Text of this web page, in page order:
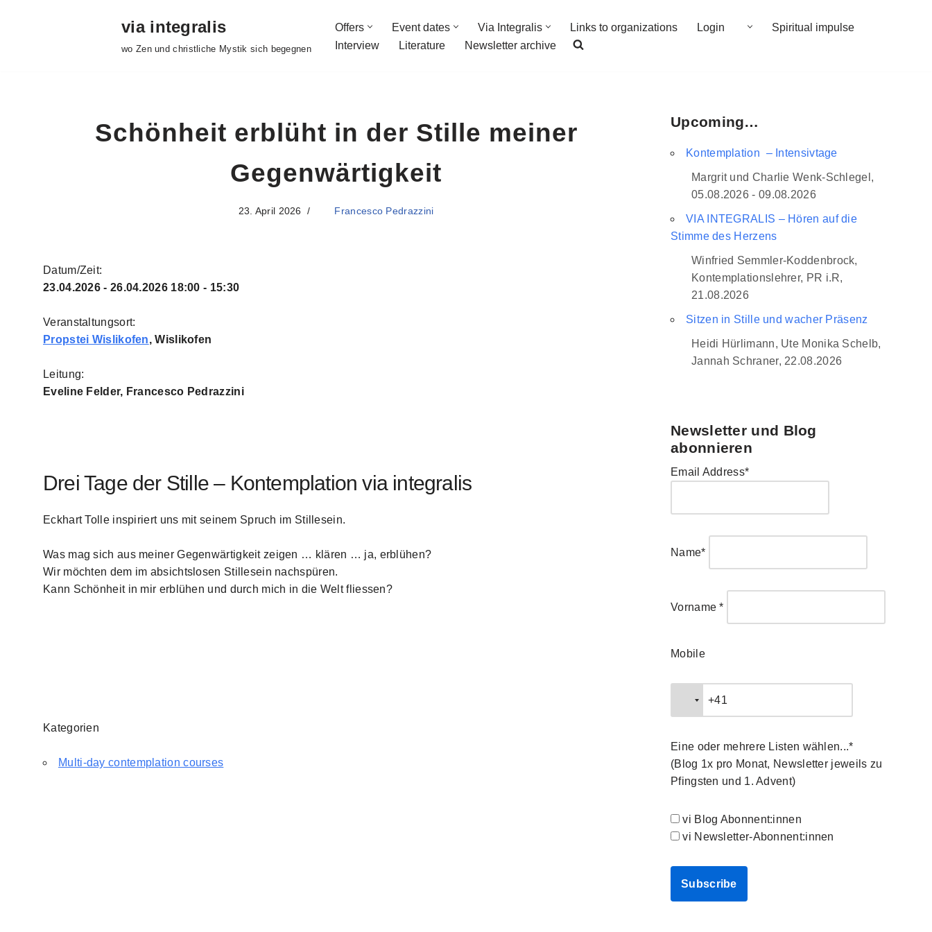
via integralis
wo Zen und christliche Mystik sich begegnen
Offers Event dates Via Integralis Links to organizations Login
Spiritual impulse
Interview
Literature Newsletter archive
Schönheit erblüht in der Stille meiner
Gegenwärtigkeit
23. April 2026 Francesco Pedrazzini
Datum/Zeit:
23.04.2026 - 26.04.2026 18:00 - 15:30
Veranstaltungsort:
Propstei Wislikofen, Wislikofen
Leitung:
Eveline Felder, Francesco Pedrazzini
Drei Tage der Stille – Kontemplation via integralis
Eck­hart Tolle inspiri­ert uns mit seinem Spruch im Stille­sein.
Was mag sich aus mein­er Gegen­wär­tigkeit zeigen … klären … ja, erblühen?
Wir möcht­en dem im absicht­slosen Stille­sein nach­spüren.
Kann Schön­heit in mir erblühen und durch mich in die Welt fliessen?
Kategorien
Multi-day contemplation courses
Upcoming…
Kontemplation – Intensivtage
Margrit und Charlie Wenk-Schlegel,
05.08.2026 - 09.08.2026
VIA INTEGRALIS – Hören auf die
Stimme des Herzens
Winfried Semmler-Koddenbrock,
Kontemplationslehrer, PR i.R,
21.08.2026
Sitzen in Stille und wacher Präsenz
Heidi Hürlimann, Ute Monika Schelb,
Jannah Schraner, 22.08.2026
Newsletter und Blog
abonnieren
Email Address*
Name*
Vorname *
Mobile
Eine oder mehrere Listen wählen...*
(Blog 1x pro Monat, Newsletter jeweils zu
Pfingsten und 1. Advent)
vi Blog Abonnent:innen
vi Newsletter-Abonnent:innen